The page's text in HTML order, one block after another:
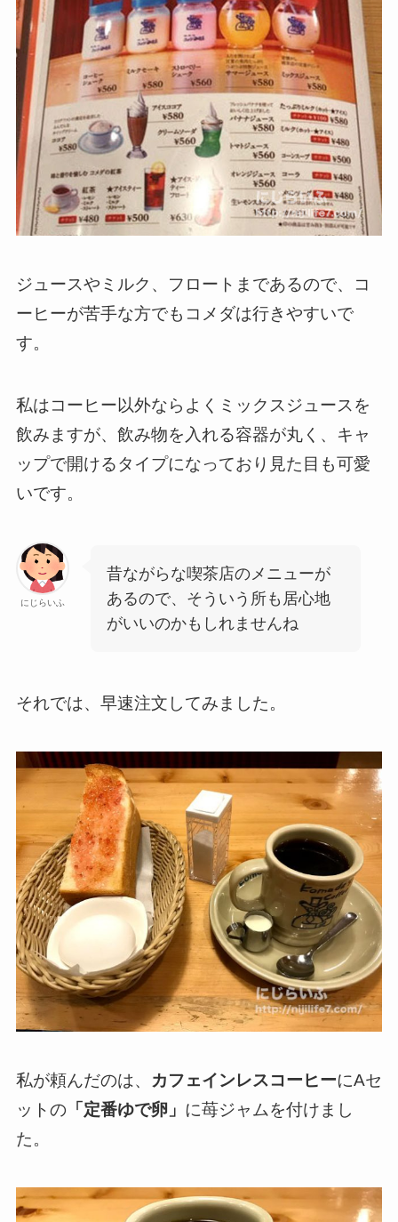
ジュースやミルク、フロートまであるので、コ
ーヒーが苦手な方でもコメダは行きやすいで
す。
私はコーヒー以外ならよくミックスジュースを
飲みますが、飲み物を入れる容器が丸く、キャ
ップで開けるタイプになっており見た目も可愛
いです。
にじらいふ
昔ながらな喫茶店のメニューが
あるので、そういう所も居心地
がいいのかもしれませんね
それでは、早速注文してみました。
私が頼んだのは、 カフェインレスコーヒーにAセ
ットの「定番ゆで卵」 に苺ジャムを付けまし
た。